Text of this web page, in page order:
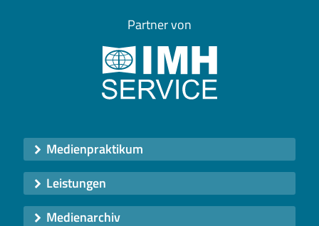
Partner von
Medienpraktikum
Leistungen
Medienarchiv